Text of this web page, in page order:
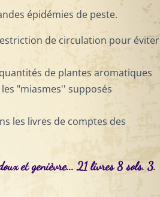
épidémies de peste.
de circulation pour éviter
de plantes aromatiques
"miasmes'' supposés
les livres de comptes des
et genièvre... 21 livres 8 sols. 3.